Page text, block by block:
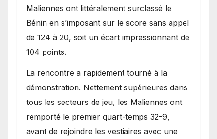
Maliennes ont littéralement surclassé le
Bénin en s’imposant sur le score sans appel
de 124 à 20, soit un écart impressionnant de
104 points.
La rencontre a rapidement tourné à la
démonstration. Nettement supérieures dans
tous les secteurs de jeu, les Maliennes ont
remporté le premier quart-temps 32-9,
avant de rejoindre les vestiaires avec une